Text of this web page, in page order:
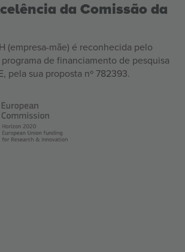
da Comissão da
(empresa-mãe) é reconhecida pelo
de financiamento de pesquisa
pela sua proposta nº 782393.